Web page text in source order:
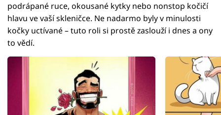
podrápané ruce, okousané kytky nebo nonstop kočičí
hlavu ve vaší skleničce. Ne nadarmo byly v minulosti
kočky uctívané – tuto roli si prostě zaslouží i dnes a ony
to vědí.